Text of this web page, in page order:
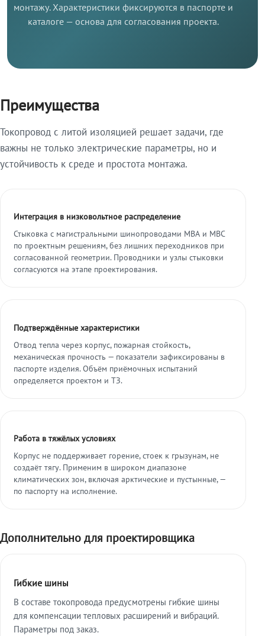
монтажу. Характеристики фиксируются в паспорте и
каталоге — основа для согласования проекта.
Преимущества
Токопровод с литой изоляцией решает задачи, где
важны не только электрические параметры, но и
устойчивость к среде и простота монтажа.
Интеграция в низковольтное распределение
Стыковка с магистральными шинопроводами МВА и МВС
по проектным решениям, без лишних переходников при
согласованной геометрии. Проводники и узлы стыковки
согласуются на этапе проектирования.
Подтверждённые характеристики
Отвод тепла через корпус, пожарная стойкость,
механическая прочность — показатели зафиксированы в
паспорте изделия. Объём приёмочных испытаний
определяется проектом и ТЗ.
Работа в тяжёлых условиях
Корпус не поддерживает горение, стоек к грызунам, не
создаёт тягу. Применим в широком диапазоне
климатических зон, включая арктические и пустынные, —
по паспорту на исполнение.
Дополнительно для проектировщика
Гибкие шины
В составе токопровода предусмотрены гибкие шины
для компенсации тепловых расширений и вибраций.
Параметры под заказ.